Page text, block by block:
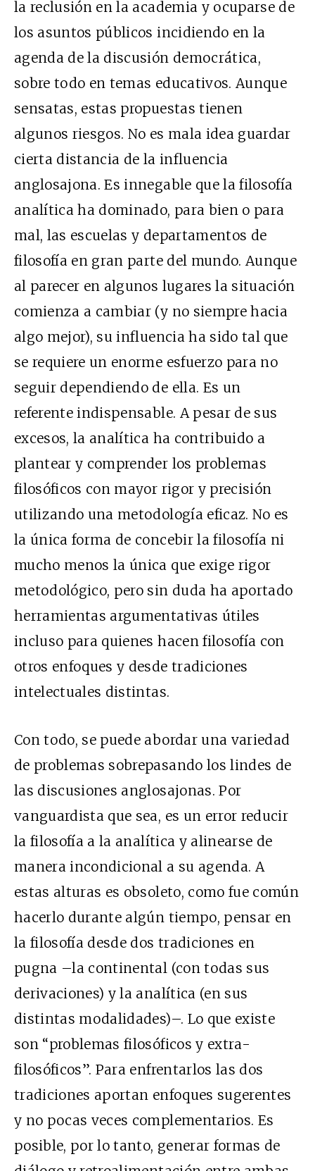
la reclusión en la academia y ocuparse de
los asuntos públicos incidiendo en la
agenda de la discusión democrática,
sobre todo en temas educativos. Aunque
sensatas, estas propuestas tienen
algunos riesgos. No es mala idea guardar
cierta distancia de la influencia
anglosajona. Es innegable que la filosofía
analítica ha dominado, para bien o para
mal, las escuelas y departamentos de
filosofía en gran parte del mundo. Aunque
al parecer en algunos lugares la situación
comienza a cambiar (y no siempre hacia
algo mejor), su influencia ha sido tal que
se requiere un enorme esfuerzo para no
seguir dependiendo de ella. Es un
referente indispensable. A pesar de sus
excesos, la analítica ha contribuido a
plantear y comprender los problemas
filosóficos con mayor rigor y precisión
utilizando una metodología eficaz. No es
la única forma de concebir la filosofía ni
mucho menos la única que exige rigor
metodológico, pero sin duda ha aportado
herramientas argumentativas útiles
incluso para quienes hacen filosofía con
otros enfoques y desde tradiciones
intelectuales distintas.
Con todo, se puede abordar una variedad
de problemas sobrepasando los lindes de
las discusiones anglosajonas. Por
vanguardista que sea, es un error reducir
la filosofía a la analítica y alinearse de
manera incondicional a su agenda. A
estas alturas es obsoleto, como fue común
hacerlo durante algún tiempo, pensar en
la filosofía desde dos tradiciones en
pugna –la continental (con todas sus
derivaciones) y la analítica (en sus
distintas modalidades)–. Lo que existe
son “problemas filosóficos y extra-
filosóficos”. Para enfrentarlos las dos
tradiciones aportan enfoques sugerentes
y no pocas veces complementarios. Es
posible, por lo tanto, generar formas de